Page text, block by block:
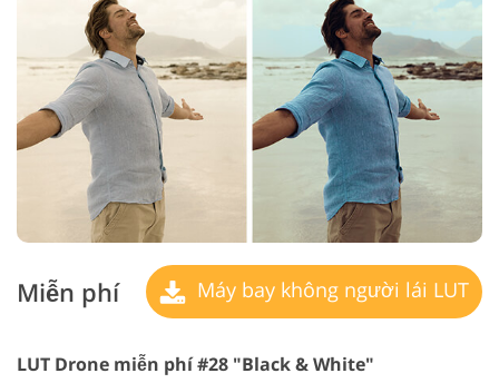
Miễn phí Máy bay không người lái LUT
LUT Drone miễn phí #28 "Black & White"